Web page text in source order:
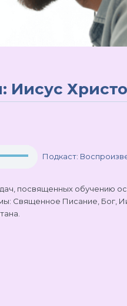
Подкаст:
посвященных обучению
Священное Писание, Бог,